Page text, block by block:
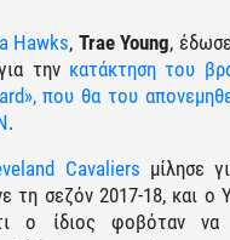
Hawks, Trae Young,
την κατάκτηση του
που θα του
.
Cavaliers μίλησε
τη σεζόν 2017-18, και ο
ο ίδιος φοβόταν να